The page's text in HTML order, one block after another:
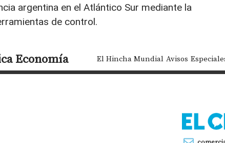
argentina en el Atlántico Sur mediante la
de control.
Economía El Hincha Mundial Avisos